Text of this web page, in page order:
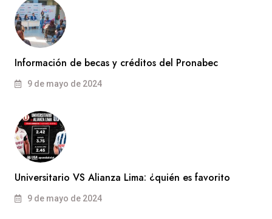
Información de becas y créditos del Pronabec
9 de mayo de 2024
Universitario VS Alianza Lima: ¿quién es favorito
9 de mayo de 2024